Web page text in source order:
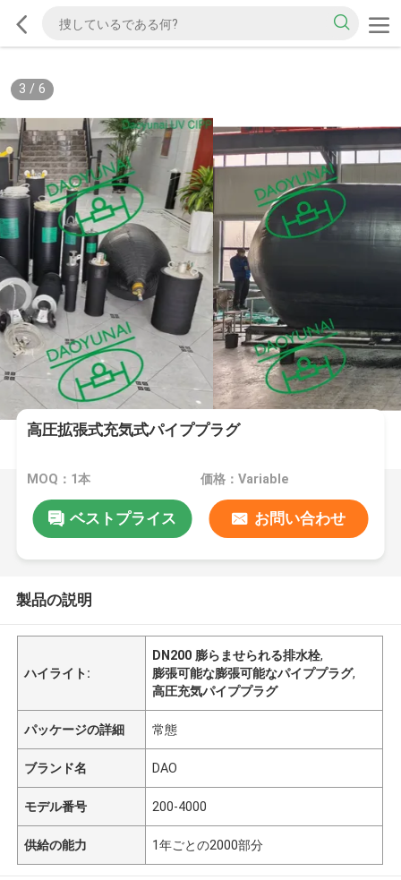
3 / 6
高圧拡張式充気式パイププラグ
MOQ：1本 価格：Variable
ベストプライス お問い合わせ
製品の説明
ハイライト:
DN200 膨らませられる排水栓,
膨張可能な膨張可能なパイププラグ,
高圧充気パイププラグ
パッケージの詳細 常態
ブランド名 DAO
モデル番号 200-4000
供給の能力 1年ごとの2000部分